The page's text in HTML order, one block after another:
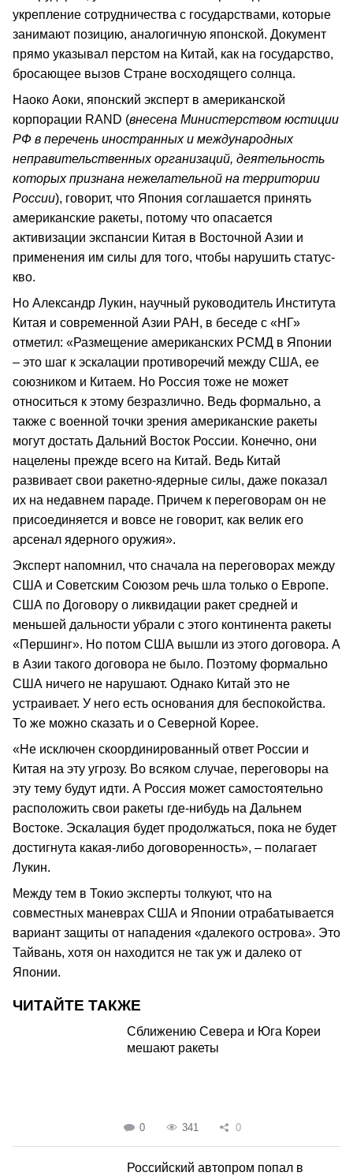
укрепление сотрудничества с государствами, которые
занимают позицию, аналогичную японской. Документ
прямо указывал перстом на Китай, как на государство,
бросающее вызов Стране восходящего солнца.
Наоко Аоки, японский эксперт в американской
корпорации RAND (внесена Министерством юстиции
РФ в перечень иностранных и международных
неправительственных организаций, деятельность
которых признана нежелательной на территории
России), говорит, что Япония соглашается принять
американские ракеты, потому что опасается
активизации экспансии Китая в Восточной Азии и
применения им силы для того, чтобы нарушить статус-
кво.
Но Александр Лукин, научный руководитель Института
Китая и современной Азии РАН, в беседе с «НГ»
отметил: «Размещение американских РСМД в Японии
– это шаг к эскалации противоречий между США, ее
союзником и Китаем. Но Россия тоже не может
относиться к этому безразлично. Ведь формально, а
также с военной точки зрения американские ракеты
могут достать Дальний Восток России. Конечно, они
нацелены прежде всего на Китай. Ведь Китай
развивает свои ракетно-ядерные силы, даже показал
их на недавнем параде. Причем к переговорам он не
присоединяется и вовсе не говорит, как велик его
арсенал ядерного оружия».
Эксперт напомнил, что сначала на переговорах между
США и Советским Союзом речь шла только о Европе.
США по Договору о ликвидации ракет средней и
меньшей дальности убрали с этого континента ракеты
«Першинг». Но потом США вышли из этого договора. А
в Азии такого договора не было. Поэтому формально
США ничего не нарушают. Однако Китай это не
устраивает. У него есть основания для беспокойства.
То же можно сказать и о Северной Корее.
«Не исключен скоординированный ответ России и
Китая на эту угрозу. Во всяком случае, переговоры на
эту тему будут идти. А Россия может самостоятельно
расположить свои ракеты где-нибудь на Дальнем
Востоке. Эскалация будет продолжаться, пока не будет
достигнута какая-либо договоренность», – полагает
Лукин.
Между тем в Токио эксперты толкуют, что на
совместных маневрах США и Японии отрабатывается
вариант защиты от нападения «далекого острова». Это
Тайвань, хотя он находится не так уж и далеко от
Японии.
ЧИТАЙТЕ ТАКЖЕ
Сближению Севера и Юга Кореи
мешают ракеты
0 341 0
Российский автопром попал в